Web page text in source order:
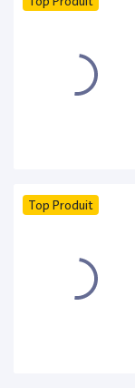
Top Produit